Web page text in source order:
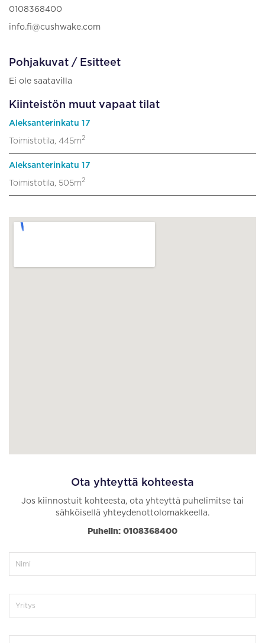
0108368400
info.fi@cushwake.com
Pohjakuvat / Esitteet
Ei ole saatavilla
Kiinteistön muut vapaat tilat
Aleksanterinkatu 17
Toimistotila, 445m2
Aleksanterinkatu 17
Toimistotila, 505m2
Ota yhteyttä kohteesta
Jos kiinnostuit kohteesta, ota yhteyttä puhelimitse tai
sähköisellä yhteydenottolomakkeella.
Puhelin: 0108368400